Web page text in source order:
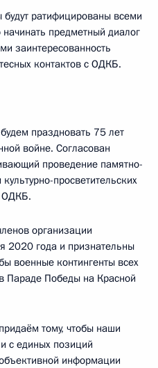
будут ратифицированы всеми
предметный диалог
заинтересованность
контактов с ОДКБ.
праздновать 75 лет
войне. Согласован
проведение памятно-
просветительских
ОДКБ.
организации
2020 года и признательны
военные контингенты всех
Параде Победы на Красной
тому, чтобы наши
с единых позиций
информации